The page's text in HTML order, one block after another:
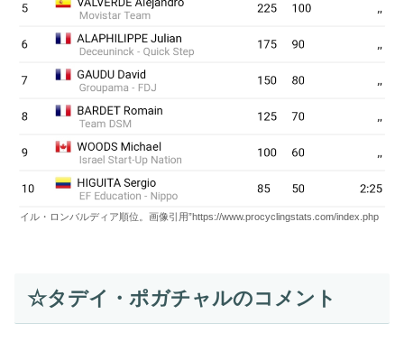
イル・ロンバルディア順位。画像引用”https://www.procyclingstats.com/index.php
☆タデイ・ポガチャルのコメント